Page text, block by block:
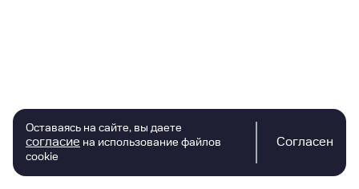
Оставаясь на сайте, вы даете
согласие на использование файлов
cookie
Согласен